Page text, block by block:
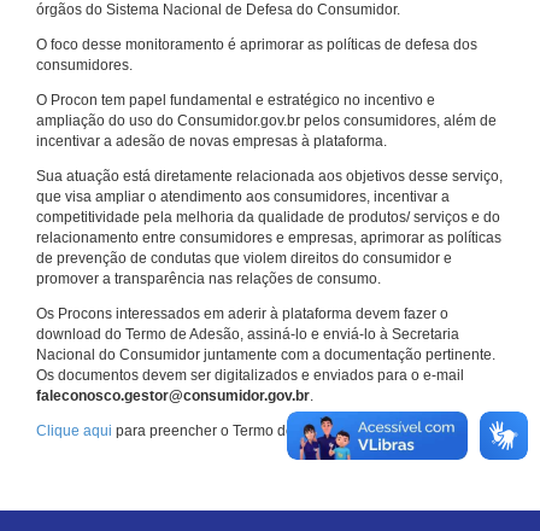
órgãos do Sistema Nacional de Defesa do Consumidor.
O foco desse monitoramento é aprimorar as políticas de defesa dos
consumidores.
O Procon tem papel fundamental e estratégico no incentivo e
ampliação do uso do Consumidor.gov.br pelos consumidores, além de
incentivar a adesão de novas empresas à plataforma.
Sua atuação está diretamente relacionada aos objetivos desse serviço,
que visa ampliar o atendimento aos consumidores, incentivar a
competitividade pela melhoria da qualidade de produtos/ serviços e do
relacionamento entre consumidores e empresas, aprimorar as políticas
de prevenção de condutas que violem direitos do consumidor e
promover a transparência nas relações de consumo.
Os Procons interessados em aderir à plataforma devem fazer o
download do Termo de Adesão, assiná-lo e enviá-lo à Secretaria
Nacional do Consumidor juntamente com a documentação pertinente.
Os documentos devem ser digitalizados e enviados para o e-mail
faleconosco.gestor@consumidor.gov.br.
Clique aqui para preencher o Termo de Adesão.